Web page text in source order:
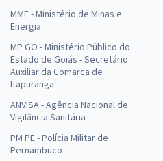
MME - Ministério de Minas e
Energia
MP GO - Ministério Público do
Estado de Goiás - Secretário
Auxiliar da Comarca de
Itapuranga
ANVISA - Agência Nacional de
Vigilância Sanitária
PM PE - Polícia Militar de
Pernambuco